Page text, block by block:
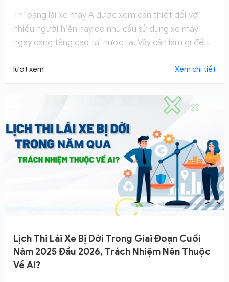
Thi bằng lái xe máy A được xem cần thiết đối với
nhiều người hiện nay do nhu cầu sử dụng xe máy
ngày càng tăng cao tại nước ta. Vậy cần làm gì để
gian nhất?
lượt xem Xem chi tiết
Lịch Thi Lái Xe Bị Dời Trong Giai Đoạn Cuối
Năm 2025 Đầu 2026, Trách Nhiệm Nên Thuộc
Về Ai?